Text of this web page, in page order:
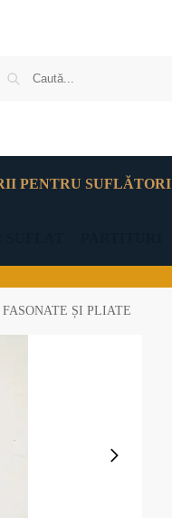
PENTRU SUFLĂTORI
ȘI PLIATE